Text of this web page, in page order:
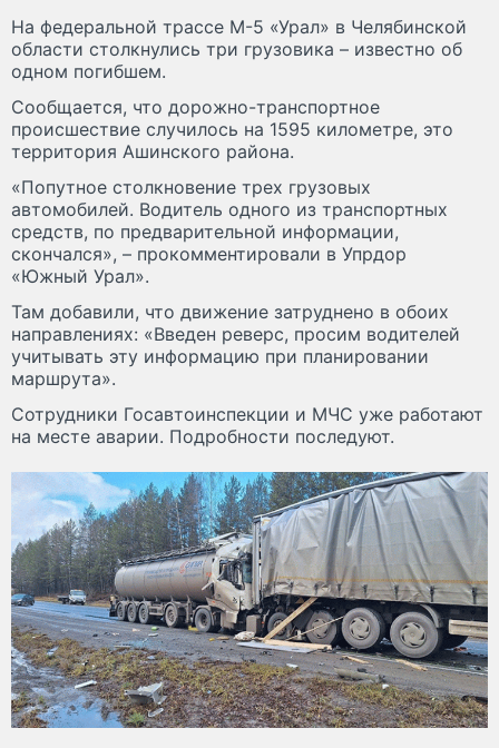
На федеральной трассе М-5 «Урал» в Челябинской
области столкнулись три грузовика – известно об
одном погибшем.
Сообщается, что дорожно-транспортное
происшествие случилось на 1595 километре, это
территория Ашинского района.
«Попутное столкновение трех грузовых
автомобилей. Водитель одного из транспортных
средств, по предварительной информации,
скончался», – прокомментировали в Упрдор
«Южный Урал».
Там добавили, что движение затруднено в обоих
направлениях: «Введен реверс, просим водителей
учитывать эту информацию при планировании
маршрута».
Сотрудники Госавтоинспекции и МЧС уже работают
на месте аварии. Подробности последуют.